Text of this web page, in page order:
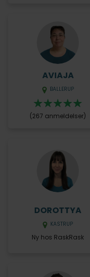
AVIAJA
BALLERUP
(267 anmeldelser)
DOROTTYA
KASTRUP
Ny hos RaskRask